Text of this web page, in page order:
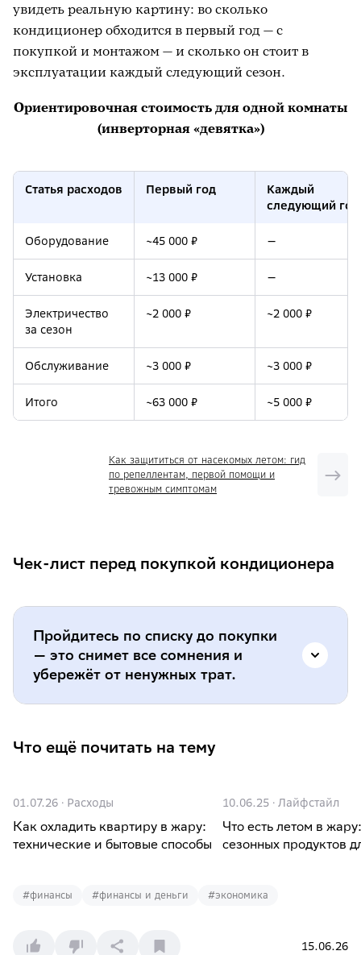
негерметичный контур — значит через
несколько месяцев платить снова.
Был демонтаж или переезд.При снятии
место контур вскрывают, и его нужно
вакуумировать и заправить заново.
Длинная трасса при монтаже.Завод
заливает фреон с запасом на
стандартные 5 метров магистрали. Если
мастер дозаправляет систему при
установке.
увидеть реальную картину: во сколько
кондиционер обходится в первый год — с
покупкой и монтажом — и сколько он стоит в
эксплуатации каждый следующий сезон.
Ориентировочная стоимость для одной комнаты
(инверторная «девятка»)
Статья расходов Первый год
Каждый
следующий год
Оборудование ~45 000 ₽ —
Установка ~13 000 ₽ —
Электричество
за сезон
~2 000 ₽ ~2 000 ₽
Обслуживание ~3 000 ₽ ~3 000 ₽
Итого ~63 000 ₽ ~5 000 ₽
Как защититься от насекомых летом: гид
по репеллентам, первой помощи и
тревожным симптомам
Чек-лист перед покупкой кондиционера
Пройдитесь по списку до покупки
— это снимет все сомнения и
убережёт от ненужных трат.
комнату.Разделите площадь на 10 —
подберите маркировку: до 20 м² —
«семёрка», до 25 м² — «девятка», до 35 м²
— «двенадцатая». Добавьте до 15%, если
Модель «с большим запасом» не берите:
счетов за электричество.
Что ещё почитать на тему
01.07.26 · Расходы
Как охладить квартиру в жару:
технические и бытовые способы
10.06.25 · Лайфстайл
Что есть летом в
сезонных продуктов
#финансы #финансы и деньги #экономика
15.06.26